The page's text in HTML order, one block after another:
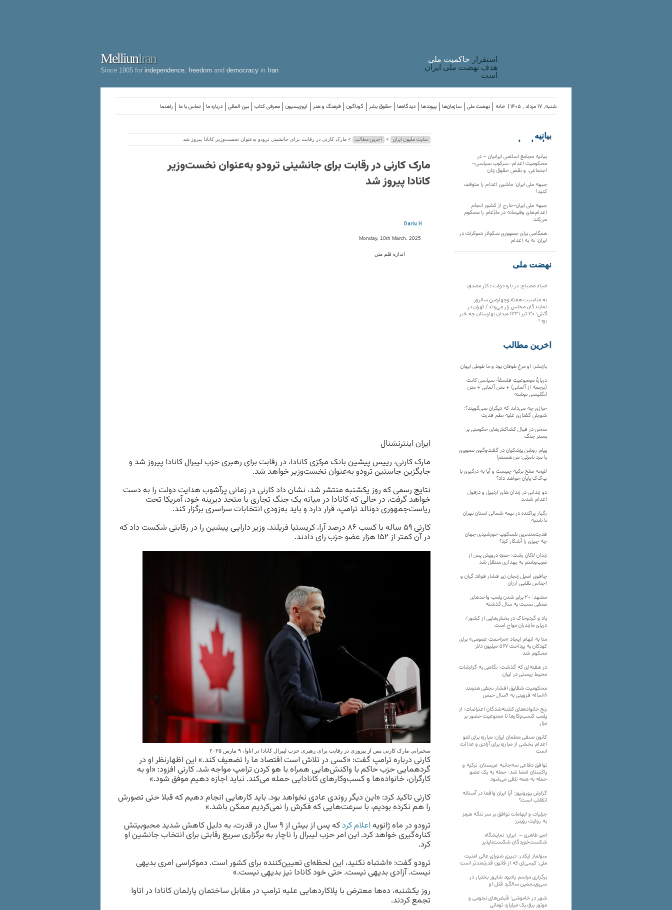
MelliunIran
Since 1905 for independence freedom and democracy in Iran
استقرار حاکميت ملی
هدف نهضت ملی ایران
است
راهنما تماس با ما درباره ما بین المللی معرفی کتاب اپوزیسیون فرهنگ و هنر گوناگون حقوق بشر دیدگاه‌ها پیوندها سازمان‌ها نهضت ملی خانه شنبه, ۱۷ مرداد , ۱۴۰۵ |
سایت ملیون ایران > آخرین مطالب > مارک کارنی در رقابت برای جانشینی ترودو به‌عنوان نخست‌وزیر کانادا پیروز شد
مارک کارنی در رقابت برای جانشینی ترودو به‌عنوان نخست‌وزیر
کانادا پیروز شد
Dariu H
Monday, 10th March, 2025
اندازه قلم متن
ایران اینترنشنال
مارک کارنی، رییس پیشین بانک مرکزی کانادا، در رقابت برای رهبری حزب لیبرال کانادا پیروز شد و
جایگزین جاستین ترودو به‌عنوان نخست‌وزیر خواهد شد.
نتایج رسمی که روز یکشنبه منتشر شد، نشان داد کارنی در زمانی پرآشوب هدایت دولت را به دست
خواهد گرفت، در حالی که کانادا در میانه یک جنگ تجاری با متحد دیرینه خود، آمریکا تحت
ریاست‌جمهوری دونالد ترامپ، قرار دارد و باید به‌زودی انتخابات سراسری برگزار کند.
کارنی ۵۹ ساله با کسب ۸۶ درصد آرا، کریستیا فریلند، وزیر دارایی پیشین را در رقابتی شکست داد که
در آن کمتر از ۱۵۲ هزار عضو حزب رای دادند.
سخنرانی مارک کارنی پس از پیروزی در رقابت برای رهبری حزب لیبرال کانادا در اتاوا، ۹ مارس ۲۰۲۵
کارنی درباره ترامپ گفت: «کسی در تلاش است اقتصاد ما را تضعیف کند.» این اظهارنظر او در
گردهمایی حزب حاکم با واکنش‌هایی همراه با هو کردن ترامپ مواجه شد. کارنی افزود: «او به
کارگران، خانواده‌ها و کسب‌وکارهای کانادایی حمله می‌کند. نباید اجازه دهیم موفق شود.»
کارنی تاکید کرد: «این دیگر روندی عادی نخواهد بود. باید کارهایی انجام دهیم که قبلا حتی تصورش
را هم نکرده بودیم، با سرعت‌هایی که فکرش را نمی‌کردیم ممکن باشد.»
ترودو در ماه ژانویهاعلام کرد که پس از بیش از ۹ سال در قدرت، به دلیل کاهش شدید محبوبیتش
کناره‌گیری خواهد کرد. این امر حزب لیبرال را ناچار به برگزاری سریع رقابتی برای انتخاب جانشین او
کرد.
ترودو گفت: «اشتباه نکنید، این لحظه‌ای تعیین‌کننده برای کشور است. دموکراسی امری بدیهی
نیست. آزادی بدیهی نیست. حتی خود کانادا نیز بدیهی نیست.»
روز یکشنبه، ده‌ها معترض با پلاکاردهایی علیه ترامپ در مقابل ساختمان پارلمان کانادا در اتاوا
تجمع کردند.
بیانیه
سازمان‌های
بیانیه مجامع اسلامی ایرانیان – در
محکومیت اعدام، سرکوب سیاسی–
اجتماعی، و نقض حقوق زنان
جبهه ملی ایران: ماشین اعدام را متوقف
کنید!
جبهه ملی ایران-خارج از کشور انجام
اعدام‌های وقیحانه در ملأِعام را محکوم
می‌کند
همگامی برای جمهوری سکولار دموکرات در
ایران: نه به اعدام
نهضت ملی
ضیاء مصباح: در باره دولت دکتر مصدق
به مناسبت هفتادوچهارمین سالروز:
نمایندگان مجلس زار می‌زدند/ تهران در
آتش؛ ۳۰ تیر ۱۳۳۱ میدان بهارستان چه خبر
بود؟
آخرین مطالب
بازنشر: او مرغ طوفان بود و ما طوطی ایوان
دربارهٔ موضوعیتِ فلسفهٔ سیاسیِ کانت
(ترجمه از آلمانی) + متن آلمانی + متن
انگلیسی نوشته
خرازی چه می‌داند که دیگران نمی‌گویند؟؛
شورشِ گفتاری علیه نظم قدرت
سخن در قبال کشاکش‌های حکومتی بر
بستر جنگ
پیام روشن پزشکیان در گفت‌و‌گوی تصویری
با مرد نامرئی: من هستم!
لایحه صلح ترکیه چیست و آیا به درگیری با
پ‌ک‌ک پایان خواهد داد؟
دو زندانی در زندان های اردبیل و دزفول
اعدام شدند
رگبار پراکنده در نیمه شمالی استان تهران
تا شنبه
قدرت‌مندترین تلسکوپ خورشیدی جهان
چه چیزی را آشکار کرد؟
زندان لاکان رشت؛ حمزه درویش پس از
ضرب‌وشتم به بهداری منتقل شد
چاقوی اصیل زنجان زیر فشار فولاد گران و
اجناس تقلبی ارزان
مشهد؛ ۲۰ برابر شدن پلمب واحدهای
صنفی نسبت به سال گذشته
باد و گردوخاک در بخش‌هایی از کشور/
دریای مازندران مواج است
متا به اتهام ایجاد «مزاحمت عمومی» برای
کودکان به پرداخت ۵۶۷ میلیون دلار
محکوم شد
در هفته‌ای که گذشت؛ نگاهی به گزارشات
محیط زیستی در ایران
محکومیت شقایق افشار نجفی هنرمند
۱۸ساله قزوینی به ۹سال حبس
رنج خانواده‌های کشته‌شدگان اعتراضات؛ از
پلمب کسب‌وکارها تا ممنوعیت حضور بر
مزار
کانون صنفی معلمان ایران: مبارزه برای لغو
اعدام بخشی از مبارزه برای آزادی و عدالت
است
توافق دفاعی سه‌جانبه عربستان، ترکیه و
پاکستان امضا شد؛ حمله به یک عضو،
حمله به همه تلقی می‌شود
گزارش یورونیوز؛ آیا ایران واقعا در آستانه
انقلاب است؟
جزئیات و ابهامات توافق بر سر تنگه هرمز
به روایت رویترز
امیر طاهری – ایران: نمایشگاه
شکست‌خوردگان شکست‌ناپذیر
سولماز ایکدر: دبیری شورای عالی امنیت
ملی؛ کرسی‌ای که از قانون قدرتمندتر است
برگزاری مراسم یادبود شاپور بختیار در
سی‌وپنجمین سالگرد قتل او
شهر در خاموشی؛ قبض‌های نجومی و
موتور برق یک میلیارد تومانی